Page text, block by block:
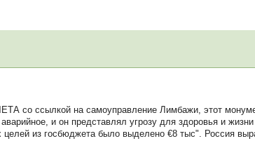
со ссылкой на самоуправление Лимбажи, этот
и он представлял угрозу для здоровья и
из госбюджета было выделено €8 тыс". Россия